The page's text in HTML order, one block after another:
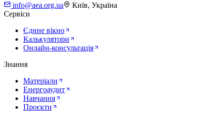
info@aea.org.ua
Київ, Україна
Сервіси
Єдине вікно
Калькулятори
Онлайн-консультація
Знання
Матеріали
Енергоаудит
Навчання
Проєкти